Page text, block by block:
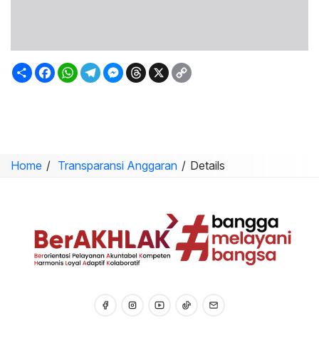
SambungFacebook
WhatsApp
TelegramMessenger
Threads
X
Home Transparansi Anggaran Details